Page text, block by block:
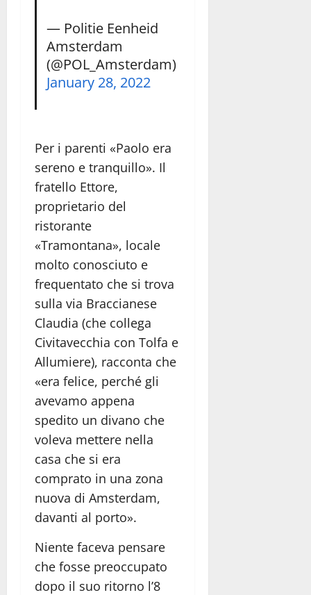
— Politie Eenheid
Amsterdam
(@POL_Amsterdam)
January 28, 2022
Per i parenti «Paolo era
sereno e tranquillo». Il
fratello Ettore,
proprietario del
ristorante
«Tramontana», locale
molto conosciuto e
frequentato che si trova
sulla via Braccianese
Claudia (che collega
Civitavecchia con Tolfa e
Allumiere), racconta che
«era felice, perché gli
avevamo appena
spedito un divano che
voleva mettere nella
casa che si era
comprato in una zona
nuova di Amsterdam,
davanti al porto».
Niente faceva pensare
che fosse preoccupato
dopo il suo ritorno l’8